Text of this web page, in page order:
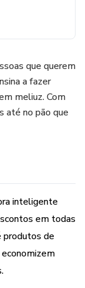
que querem
a fazer
meliuz. Com
até no pão que
inteligente
em todas
produtos de